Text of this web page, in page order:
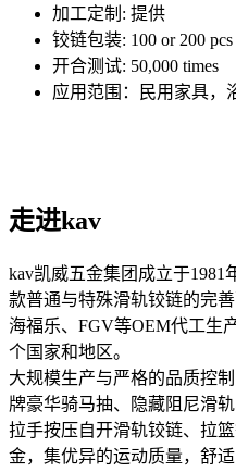
加工定制: 提供
铰链包装: 100 or 200 pcs
开合测试: 50,000 times
应用范围：民用家具，
走进kav
kav凯威五金集团成立于
款普通与特殊滑轨铰链的完
海福乐、FGV等OEM代工生
个国家和地区。
大规模生产与严格的品质控
牌豪华骑马抽、隐藏阻尼滑
拉手按压自开滑轨铰链、拉
金，集优异的运动质量，舒